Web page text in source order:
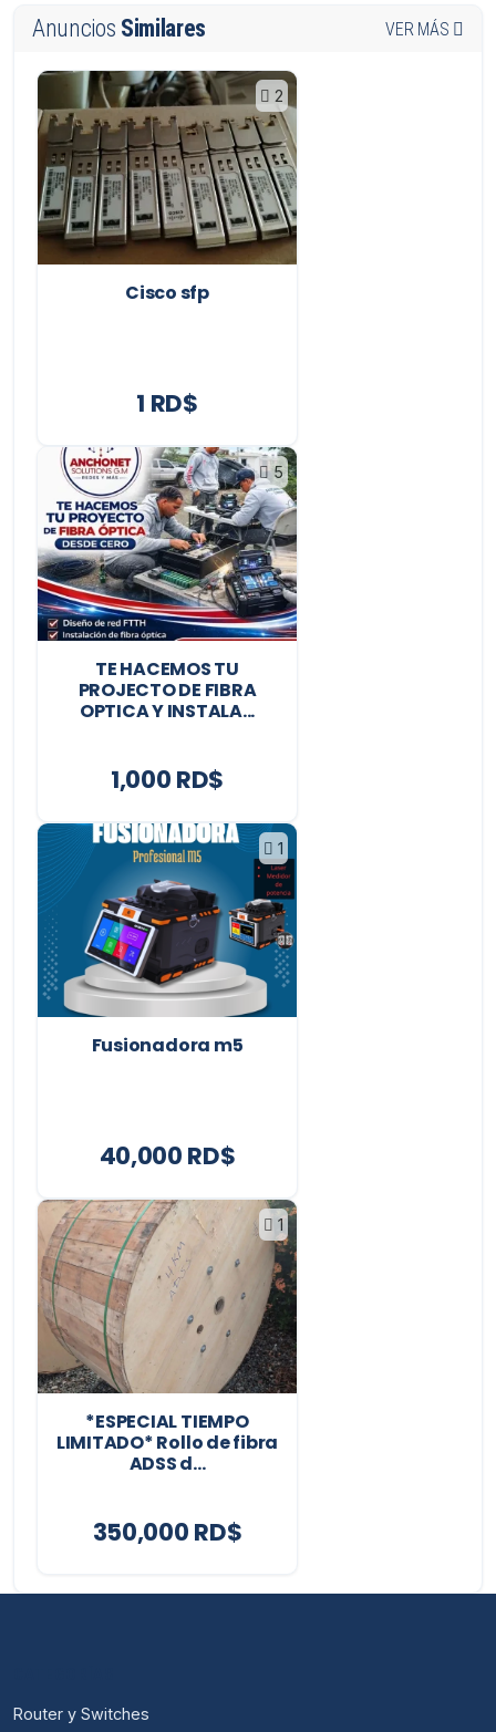
Anuncios Similares VER MÁS
2
Cisco sfp
1 RD$
5
TE HACEMOS TU
PROJECTO DE FIBRA
OPTICA Y INSTALA...
1,000 RD$
1
Fusionadora m5
40,000 RD$
1
*ESPECIAL TIEMPO
LIMITADO* Rollo de fibra
ADSS d...
350,000 RD$
Router y Switches